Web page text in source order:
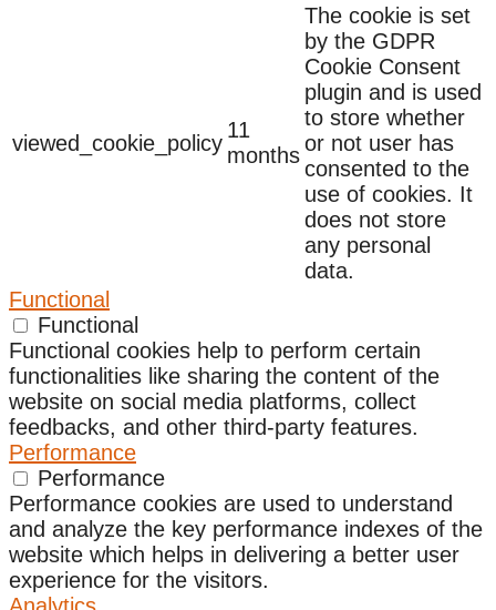
viewed_cookie_policy
11
months
The cookie is set
by the GDPR
Cookie Consent
plugin and is used
to store whether
or not user has
consented to the
use of cookies. It
does not store
any personal
data.
Functional
Functional
Functional cookies help to perform certain
functionalities like sharing the content of the
website on social media platforms, collect
feedbacks, and other third-party features.
Performance
Performance
Performance cookies are used to understand
and analyze the key performance indexes of the
website which helps in delivering a better user
experience for the visitors.